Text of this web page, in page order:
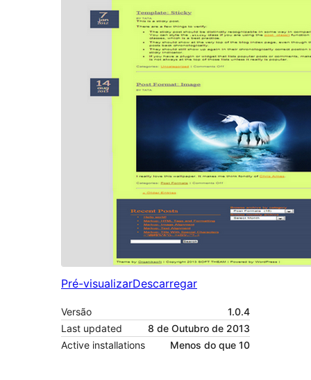
Pré-visualizarDescarregar
Versão
1.0.4
Last updated
8 de Outubro de 2013
Active installations
Menos do que 10